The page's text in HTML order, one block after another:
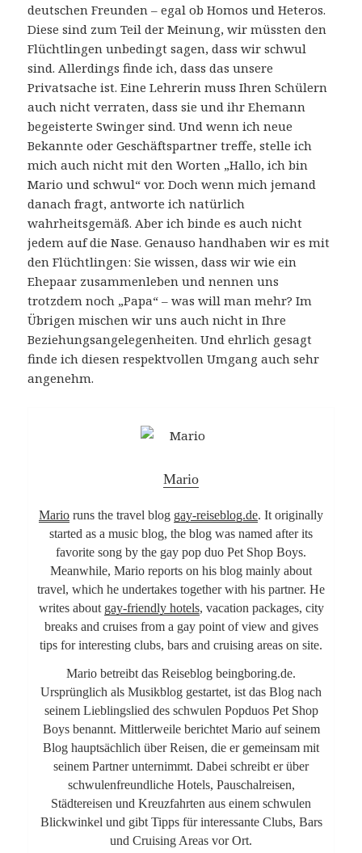
deutschen Freunden – egal ob Homos und Heteros.
Diese sind zum Teil der Meinung, wir müssten den
Flüchtlingen unbedingt sagen, dass wir schwul
sind. Allerdings finde ich, dass das unsere
Privatsache ist. Eine Lehrerin muss Ihren Schülern
auch nicht verraten, dass sie und ihr Ehemann
begeisterte Swinger sind. Und wenn ich neue
Bekannte oder Geschäftspartner treffe, stelle ich
mich auch nicht mit den Worten „Hallo, ich bin
Mario und schwul“ vor. Doch wenn mich jemand
danach fragt, antworte ich natürlich
wahrheitsgemäß. Aber ich binde es auch nicht
jedem auf die Nase. Genauso handhaben wir es mit
den Flüchtlingen: Sie wissen, dass wir wie ein
Ehepaar zusammenleben und nennen uns
trotzdem noch „Papa“ – was will man mehr? Im
Übrigen mischen wir uns auch nicht in Ihre
Beziehungsangelegenheiten. Und ehrlich gesagt
finde ich diesen respektvollen Umgang auch sehr
angenehm.
Mario
Mario runs the travel blog gay-reiseblog.de. It originally
started as a music blog, the blog was named after its
favorite song by the gay pop duo Pet Shop Boys.
Meanwhile, Mario reports on his blog mainly about
travel, which he undertakes together with his partner. He
writes about gay-friendly hotels, vacation packages, city
breaks and cruises from a gay point of view and gives
tips for interesting clubs, bars and cruising areas on site.
Mario betreibt das Reiseblog beingboring.de.
Ursprünglich als Musikblog gestartet, ist das Blog nach
seinem Lieblingslied des schwulen Popduos Pet Shop
Boys benannt. Mittlerweile berichtet Mario auf seinem
Blog hauptsächlich über Reisen, die er gemeinsam mit
seinem Partner unternimmt. Dabei schreibt er über
schwulenfreundliche Hotels, Pauschalreisen,
Städtereisen und Kreuzfahrten aus einem schwulen
Blickwinkel und gibt Tipps für interessante Clubs, Bars
und Cruising Areas vor Ort.